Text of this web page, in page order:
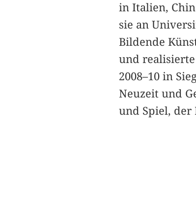
in Italien,
sie an
Bildende
und realisierte
2008–10 in
Neuzeit und
und Spiel,